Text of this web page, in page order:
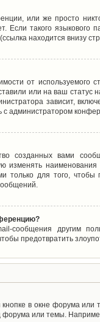
или же просто
такого
находится внизу
от используемого
или на ваш
зависит,
администратором
созданных вами
только для того,
сообщения другим
предотвратить
в окне форума или
или темы.